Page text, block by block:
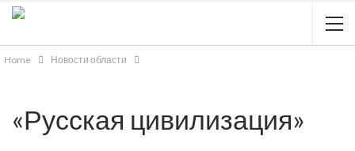
Home Новости области
«Русская цивилизация»